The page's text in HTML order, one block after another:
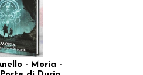
- Moria -